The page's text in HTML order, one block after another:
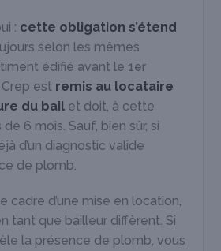
: cette obligation s’étend
selon les mêmes
édifié avant le 1er
est remis au locataire
du bail et doit, à cette
6 mois. Sauf, bien sûr, si
d’un diagnostic valide
de plomb.
cadre d’une mise en location,
tant que bailleur diffèrent. Si
la présence de plomb, vous